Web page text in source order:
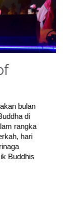
bulan
di
rangka
hari
Buddhis